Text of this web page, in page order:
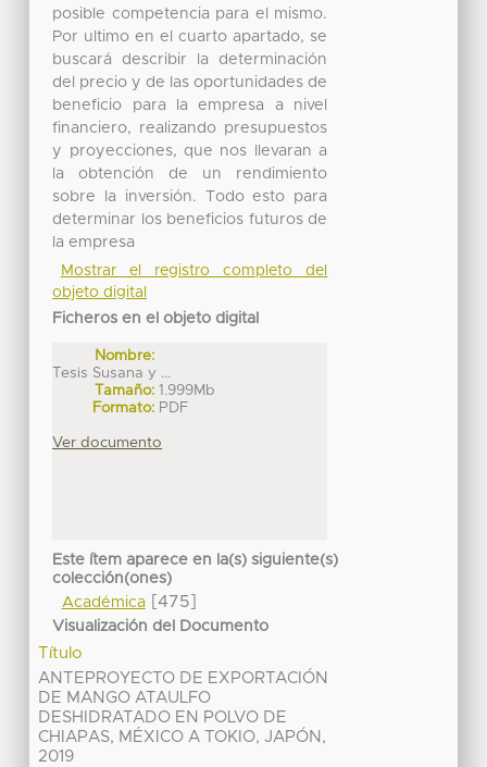
posible competencia para el mismo.
Por ultimo en el cuarto apartado, se
buscará describir la determinación
del precio y de las oportunidades de
beneficio para la empresa a nivel
financiero, realizando presupuestos
y proyecciones, que nos llevaran a
la obtención de un rendimiento
sobre la inversión. Todo esto para
determinar los beneficios futuros de
la empresa
Mostrar el registro completo del
objeto digital
Ficheros en el objeto digital
Nombre:
Tesis Susana y ...
Tamaño: 1.999Mb
Formato: PDF
Ver documento
Este ítem aparece en la(s) siguiente(s)
colección(ones)
Académica[475]
Visualización del Documento
Título
ANTEPROYECTO DE EXPORTACIÓN
DE MANGO ATAULFO
DESHIDRATADO EN POLVO DE
CHIAPAS, MÉXICO A TOKIO, JAPÓN,
2019